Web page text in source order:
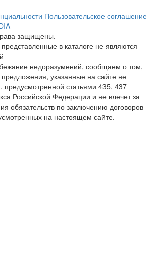
Пользовательское соглашение
защищены.
в каталоге не являются
недоразумений, сообщаем о том,
указанные на сайте не
предусмотренной статьями 435, 437
Российской Федерации и не влечет за
обязательств по заключению договоров
на настоящем сайте.